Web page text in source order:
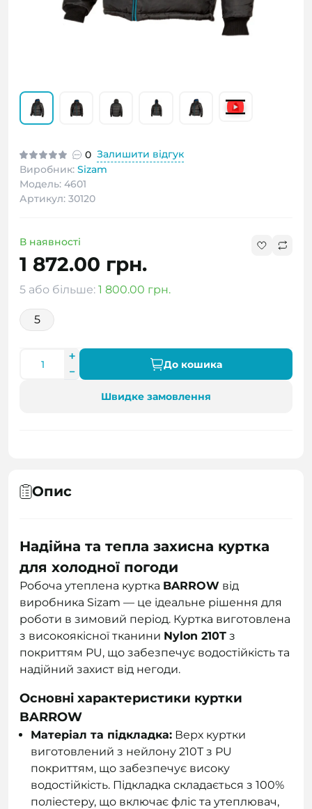
0 Залишити відгук
Виробник: Sizam
Модель: 4601
Артикул: 30120
В наявності
1 872.00 грн.
5 або більше: 1 800.00 грн.
5
До кошика
Швидке замовлення
Опис
Надійна та тепла захисна куртка
для холодної погоди
Робоча утеплена куртка BARROW від
виробника Sizam — це ідеальне рішення для
роботи в зимовий період. Куртка виготовлена
з високоякісної тканини Nylon 210T з
покриттям PU, що забезпечує водостійкість та
надійний захист від негоди.
Основні характеристики куртки
BARROW
Матеріал та підкладка: Верх куртки
виготовлений з нейлону 210T з PU
покриттям, що забезпечує високу
водостійкість. Підкладка складається з 100%
поліестеру, що включає фліс та утеплювач,